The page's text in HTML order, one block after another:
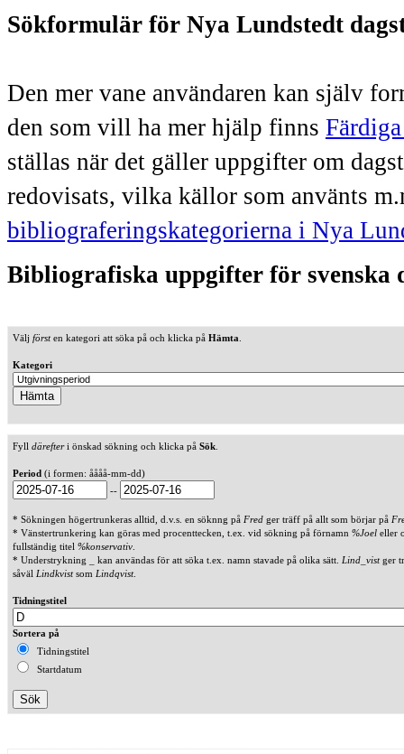
Sökformulär för Nya Lundstedt
Den mer vane användaren kan själv
den som vill ha mer hjälp finns
ställas när det gäller uppgifter om
redovisats, vilka källor som använts
bibliograferingskategorierna i Nya
Bibliografiska uppgifter för svenska
Välj försten kategori att söka på och klicka på Hämta
Kategori
Fyll därefteri önskad sökning och klicka på Sök
Period (i formen: åååå-mm-dd)
--
* Sökningen högertrunkeras alltid, d.v.s. en söknng på Fred ger träff på allt som börjar på
* Vänstertrunkering kan göras med procenttecken, t.ex. vid sökning på förnamn %Joel eller
fullständig titel %konservativ
* Understrykning _ kan användas för att söka t.ex. namn stavade på olika sätt. Lind_vistger
såväl Lindkvistsom Lindqvist.
Tidningstitel
Sortera på
Tidningstitel
Startdatum